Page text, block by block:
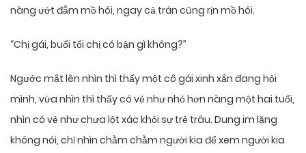
nàng ướt đẫm mồ hôi, ngay cả trán cũng rịn mồ hôi.
“Chị gái, buổi tối chị có bận gì không?”
Ngước mắt lên nhìn thì thấy một cô gái xinh xắn đang hỏi
mình, vừa nhìn thì thấy có vẻ như nhỏ hơn nàng một hai tuổi,
nhìn có vẻ như chưa lột xác khỏi sự trẻ trâu. Dung im lặng
không nói, chỉ nhìn chằm chằm người kia để xem người kia